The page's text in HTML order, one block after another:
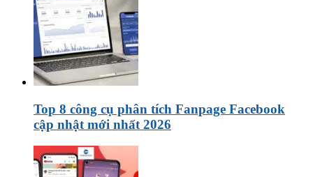
Top 8 công cụ phân tích Fanpage Facebook
cập nhật mới nhất 2026